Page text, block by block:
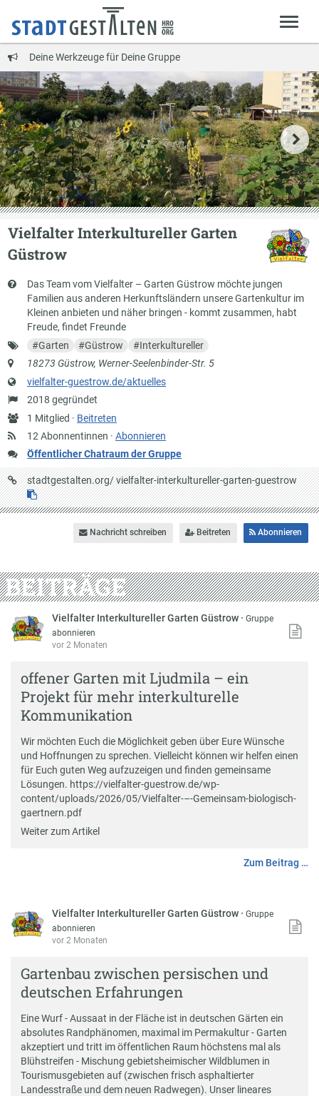
Deine Werkzeuge für Deine Gruppe
Vielfalter Interkultureller Garten
Güstrow
Kurzbeschreibung
Das Team vom Vielfalter – Garten Güstrow möchte jungen
Familien aus anderen Herkunftsländern unsere Gartenkultur im
Kleinen anbieten und näher bringen - kommt zusammen, habt
Freude, findet Freunde
Schlagworte
#Garten #Güstrow #Interkultureller
Anschrift
18273 Güstrow, Werner-Seelenbinder-Str. 5
Website
vielfalter-guestrow.de/aktuelles
Gründung
2018 gegründet
Anzahl
Mitglieder
1 Mitglied · Beitreten
12 Abonnentinnen ·Abonnieren
Öffentlicher Chatraum der Gruppe
URL
auf
Stadtgestalten
stadtgestalten.org/ vielfalter-interkultureller-garten-guestrow
Nachricht schreiben Beitreten Abonnieren
BEITRÄGE
Vielfalter Interkultureller Garten Güstrow ·Gruppe
abonnieren
vor 2 Monaten
offener Garten mit Ljudmila – ein
Projekt für mehr interkulturelle
Kommunikation
Wir möchten Euch die Möglichkeit geben über Eure Wünsche
und Hoffnungen zu sprechen. Vielleicht können wir helfen einen
für Euch guten Weg aufzuzeigen und finden gemeinsame
Lösungen. https://vielfalter-guestrow.de/wp-
content/uploads/2026/05/Vielfalter-–-Gemeinsam-biologisch-
gaertnern.pdf
Weiter zum Artikel
Zum Beitrag …
Vielfalter Interkultureller Garten Güstrow ·Gruppe
abonnieren
vor 2 Monaten
Gartenbau zwischen persischen und
deutschen Erfahrungen
Eine Wurf - Aussaat in der Fläche ist in deutschen Gärten ein
absolutes Randphänomen, maximal im Permakultur - Garten
akzeptiert und tritt im öffentlichen Raum höchstens mal als
Blühstreifen - Mischung gebietsheimischer Wildblumen in
Tourismusgebieten auf (zwischen frisch asphaltierter
Landesstraße und dem neuen Radwegen). Unser lineares